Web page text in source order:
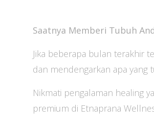
Saatnya Memberi Tubuh
Jika beberapa bulan terakhir
dan mendengarkan apa yang
Nikmati pengalaman healing
premium di Etnaprana